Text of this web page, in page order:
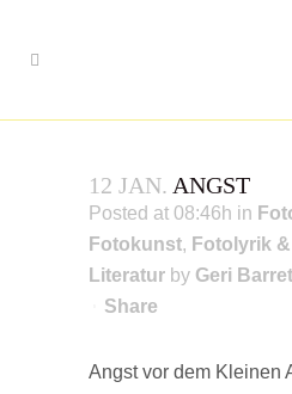
12 JAN. ANGST
Posted at 08:46h in
Fotokunst, Fotolyrik
Literatur by Geri
Share
Angst vor dem Kleinen